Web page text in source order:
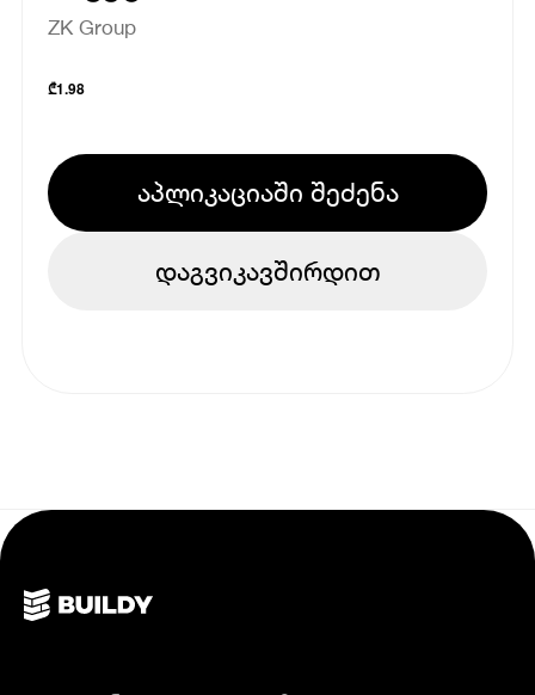
ZK Group
₾1.98
აპლიკაციაში შეძენა
დაგვიკავშირდით